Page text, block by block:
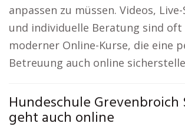
anpassen zu müssen. Videos,
und individuelle Beratung sind
moderner Online-Kurse, die eine
Betreuung auch online
Hundeschule
geht auch online